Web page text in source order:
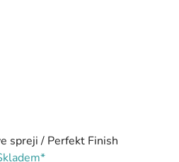
spreji / Perfekt Finish